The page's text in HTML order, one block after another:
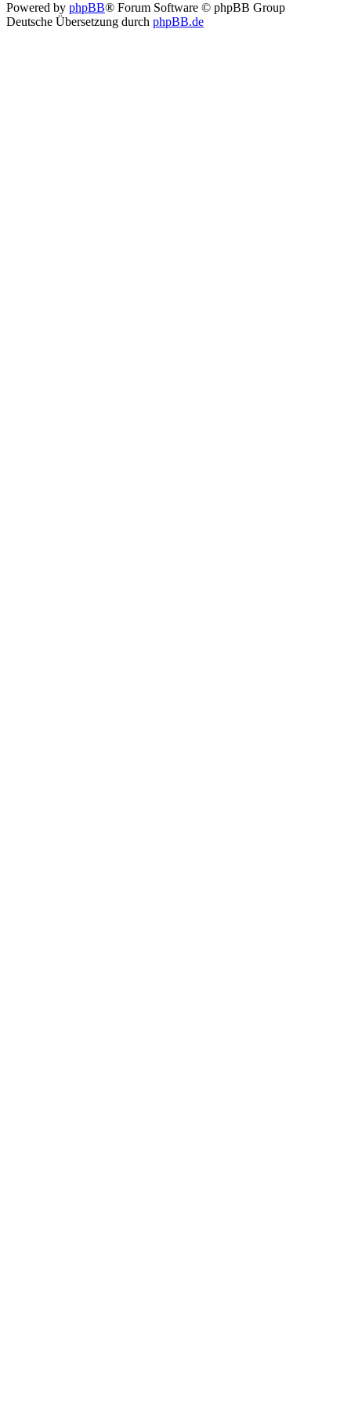
Powered by phpBB® Forum Software © phpBB Group
Deutsche Übersetzung durch phpBB.de